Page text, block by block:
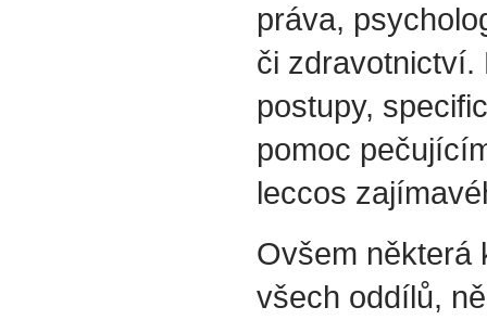
práva,
či zdravotnictví.
postupy,
pomoc
leccos
Ovšem některá
všech oddílů,